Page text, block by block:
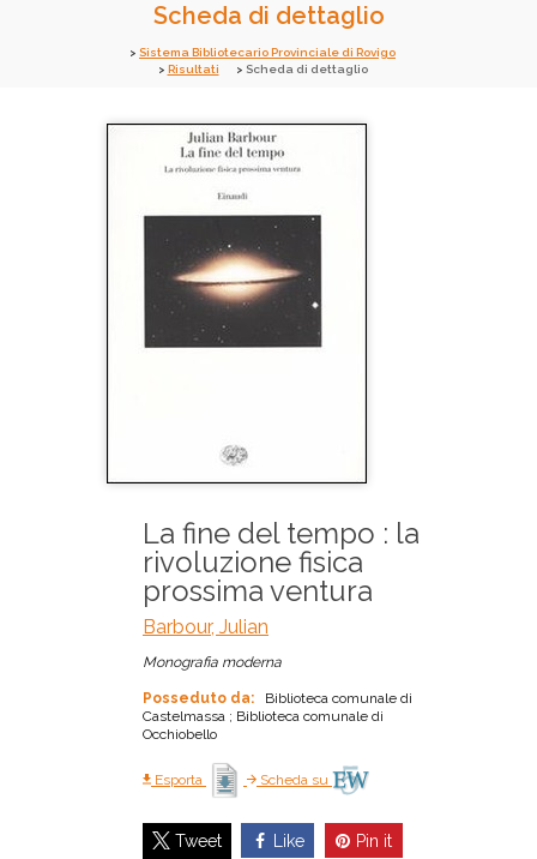
Scheda di dettaglio
Sistema Bibliotecario Provinciale di Rovigo
Risultati
Scheda di dettaglio
La fine del tempo : la
rivoluzione fisica
prossima ventura
Barbour, Julian
Monografia moderna
Posseduto da:
Biblioteca comunale di
Castelmassa ; Biblioteca comunale di
Occhiobello
Esporta Scheda su
Tweet Like Pin it